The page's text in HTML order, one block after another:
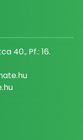
40., Pf.: 16.